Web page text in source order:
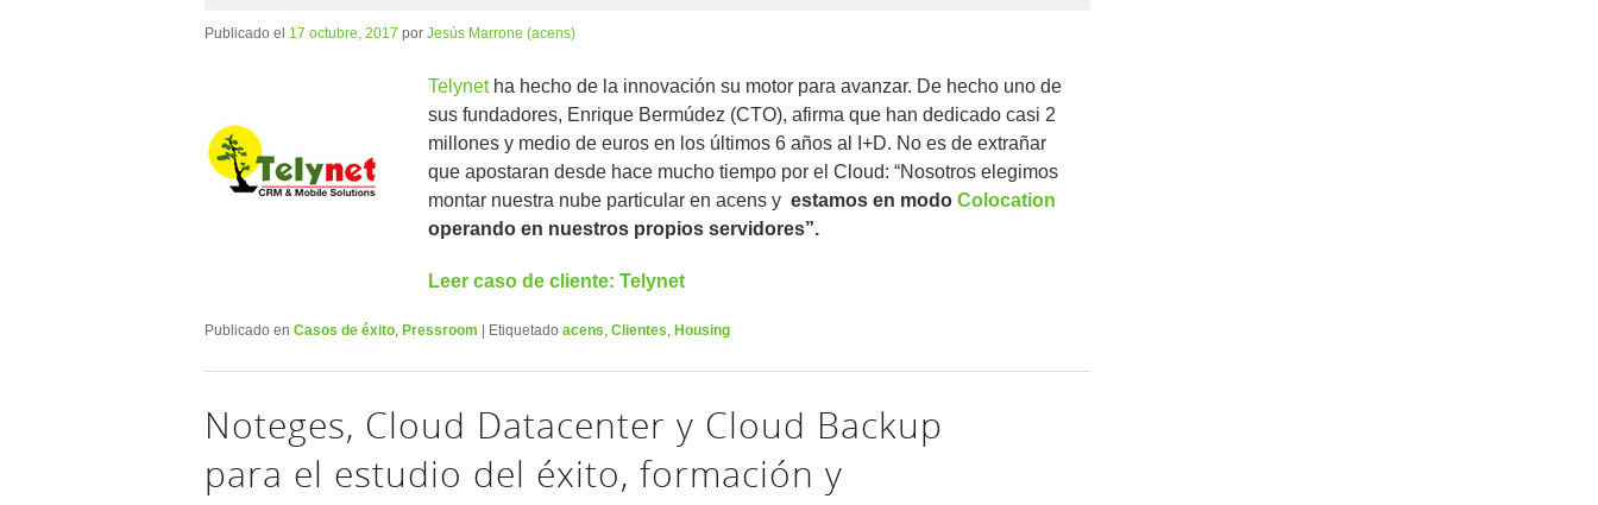
Publicado el 17 octubre, 2017 por Jesús Marrone (acens)
Telynetha hecho de la innovación su motor para avanzar. De hecho uno de
sus fundadores, Enrique Bermúdez (CTO), afirma que han dedicado casi 2
millones y medio de euros en los últimos 6 años al I+D. No es de extrañar
que apostaran desde hace mucho tiempo por el Cloud: “Nosotros elegimos
montar nuestra nube particular en acens y estamos en modo Colocation
operando en nuestros propios servidores”.
Leer caso de cliente: Telynet
Publicado en Casos de éxito, Pressroom Etiquetado acens, Clientes, Housing
Noteges, Cloud Datacenter y Cloud Backup
para el estudio del éxito, formación y